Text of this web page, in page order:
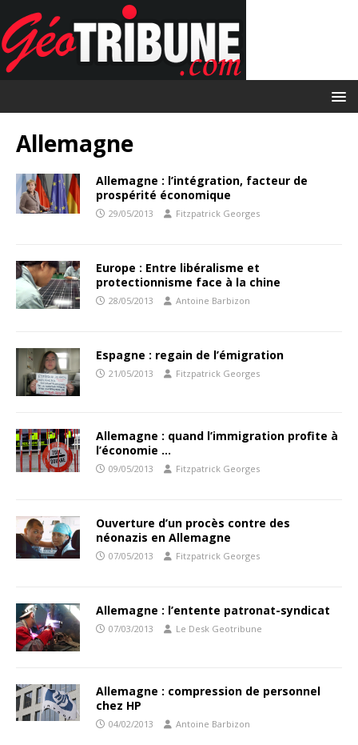
Allemagne
Allemagne : l’intégration, facteur de
prospérité économique
29/05/2013 Fitzpatrick Georges
Europe : Entre libéralisme et
protectionnisme face à la chine
28/05/2013 Antoine Barbizon
Espagne : regain de l’émigration
21/05/2013 Fitzpatrick Georges
Allemagne : quand l’immigration profite à
l’économie …
09/05/2013 Fitzpatrick Georges
Ouverture d’un procès contre des
néonazis en Allemagne
07/05/2013 Fitzpatrick Georges
Allemagne : l’entente patronat-syndicat
07/03/2013 Le Desk Geotribune
Allemagne : compression de personnel
chez HP
04/02/2013 Antoine Barbizon